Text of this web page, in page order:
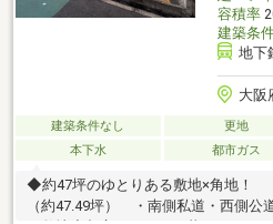
容積率
建築条
地下
大阪
建築条件なし 更地
本下水
都市ガス
◆約47坪のゆとりある敷地×角地！
（約47.49坪） ・南側私道・西側公